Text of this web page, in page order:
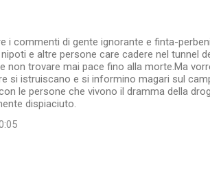
i commenti di gente ignorante e finta-
e altre persone care cadere nel tunnel
non trovare mai pace fino alla morte.Ma
si istruiscano e si informino magari sul
le persone che vivono il dramma della
dispiaciuto.